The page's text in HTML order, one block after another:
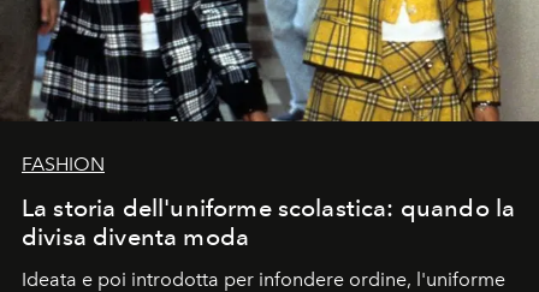
FASHION
La storia dell'uniforme scolastica: quando la
divisa diventa moda
Ideata e poi introdotta per infondere ordine, l'uniforme